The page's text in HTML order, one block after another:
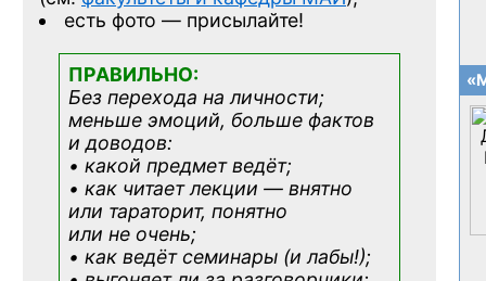
есть фото — присылайте!
ПРАВИЛЬНО:
Без перехода на личности;
меньше эмоций, больше фактов
и доводов:
• какой предмет ведёт;
• как читает лекции — внятно
или тараторит, понятно
или не очень;
• как ведёт семинары (и лабы!);